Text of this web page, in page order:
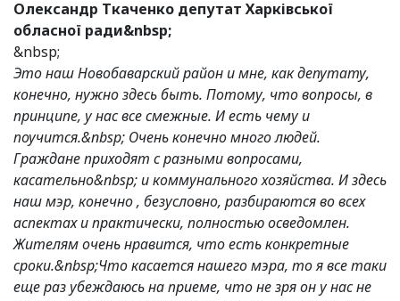
Олександр Ткаченко депутат Харківської
обласної ради&nbsp;
&nbsp;
Это наш Новобаварский район и мне, как депутату,
конечно, нужно здесь быть. Потому, что вопросы, в
принципе, у нас все смежные. И есть чему и
поучится.&nbsp; Очень конечно много людей.
Граждане приходят с разными вопросами,
касательно&nbsp; и коммунального хозяйства. И здесь
наш мэр, конечно , безусловно, разбираются во всех
аспектах и практически, полностью осведомлен.
Жителям очень нравится, что есть конкретные
сроки.&nbsp;Что касается нашего мэра, то я все таки
еще раз убеждаюсь на приеме, что не зря он у нас не